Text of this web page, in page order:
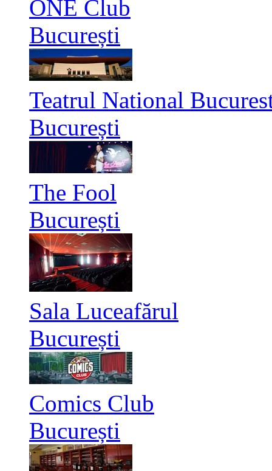
ONE Club
București
Teatrul National
București
The Fool
București
Sala Luceafărul
București
Comics Club
București